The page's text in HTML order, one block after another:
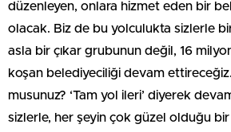
düzenleyen, onlara hizmet eden bir
olacak. Biz de bu yolculukta sizlerle
asla bir çıkar grubunun değil, 16
koşan belediyeciliği devam
musunuz? ‘Tam yol ileri’ diyerek
sizlerle, her şeyin çok güzel olduğu bir